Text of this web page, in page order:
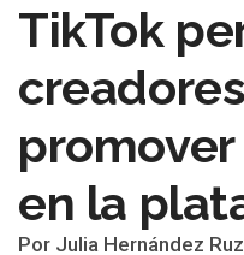
TikTok
en la
Por Julia Hernández